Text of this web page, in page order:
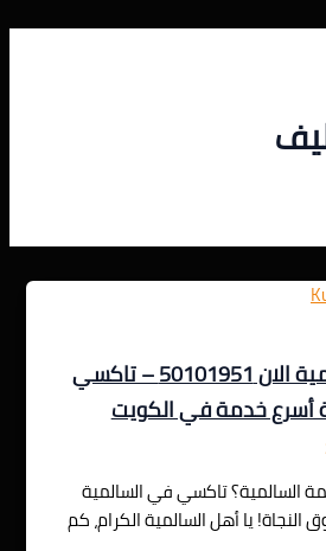
تاكسي في السالمية الان 50101951 – تاكسي
السالمية؟ تاكسي في السالمية
هو طوق النجاة! يا أهل السالمية الكرام، كم